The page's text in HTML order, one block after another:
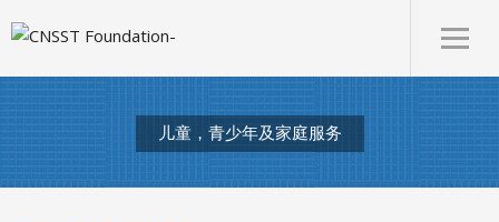
儿童，青少年及家庭服务